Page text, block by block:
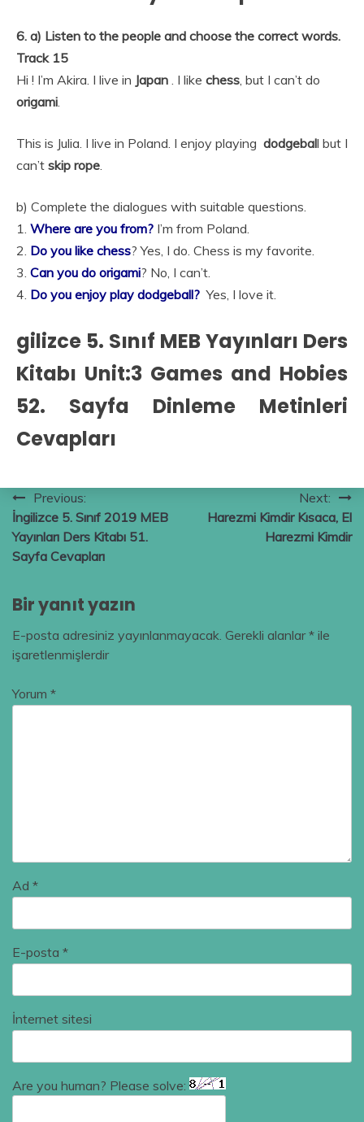
6. a) Listen to the people and choose the correct words.
Track 15
Hi ! I’m Akira. I live in Japan . I like chess , but I can’t do
origami
This is Julia. I live in Poland. I enjoy playing dodgeball but I
can’t skip rope
b) Complete the dialogues with suitable questions.
1. Where are you from? I’m from Poland.
2. Do you like chess? Yes, I do. Chess is my favorite.
3. Can you do origami? No, I can’t.
4. Do you enjoy play dodgeball? Yes, I love it.
gilizce 5. Sınıf MEB Yayınları Ders
Kitabı Unit:3 Games and Hobies
52. Sayfa Dinleme Metinleri
Cevapları
Yazı
gezinmesi
Previous:
İngilizce 5. Sınıf 2019 MEB
Yayınları Ders Kitabı 51.
Sayfa Cevapları
Next:
Harezmi Kimdir Kısaca, El
Harezmi Kimdir
Bir yanıt yazın
E-posta adresiniz yayınlanmayacak. Gerekli alanlar* ile
işaretlenmişlerdir
Yorum *
Ad *
E-posta *
İnternet sitesi
Are you human? Please solve: